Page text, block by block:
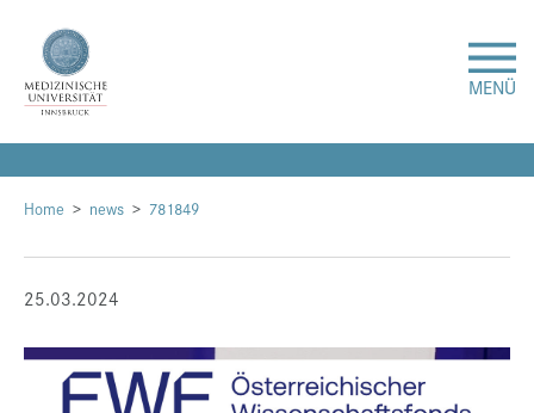
MENÜ
Forschung
Studium & Lehre
Über uns
Home news 781849
25.03.2024